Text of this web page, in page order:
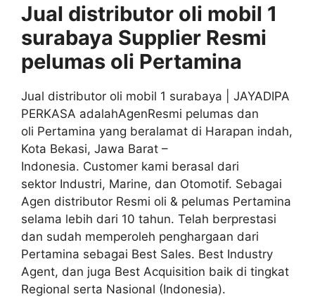
Jual distributor oli mobil 1
surabaya Supplier Resmi
pelumas oli Pertamina
Jual distributor oli mobil 1 surabaya | JAYADIPA
PERKASA adalahAgenResmi pelumas dan
oli Pertamina yang beralamat di Harapan indah,
Kota Bekasi, Jawa Barat –
Indonesia. Customer kami berasal dari
sektor Industri, Marine, dan Otomotif. Sebagai
Agen distributor Resmi oli & pelumas Pertamina
selama lebih dari 10 tahun. Telah berprestasi
dan sudah memperoleh penghargaan dari
Pertamina sebagai Best Sales. Best Industry
Agent, dan juga Best Acquisition baik di tingkat
Regional serta Nasional (Indonesia).